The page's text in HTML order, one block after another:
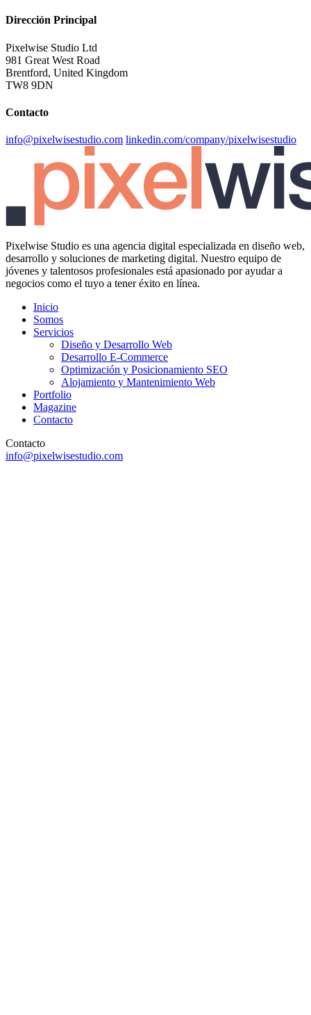
Dirección Principal
Pixelwise Studio Ltd
981 Great West Road
Brentford, United Kingdom
TW8 9DN
Contacto
info@pixelwisestudio.com linkedin.com/company/pixelwisestudio
Pixelwise Studio es una agencia digital especializada en diseño web,
desarrollo y soluciones de marketing digital. Nuestro equipo de
jóvenes y talentosos profesionales está apasionado por ayudar a
negocios como el tuyo a tener éxito en línea.
Inicio
Somos
Servicios
Diseño y Desarrollo Web
Desarrollo E-Commerce
Optimización y Posicionamiento SEO
Alojamiento y Mantenimiento Web
Portfolio
Magazine
Contacto
Contacto
info@pixelwisestudio.com